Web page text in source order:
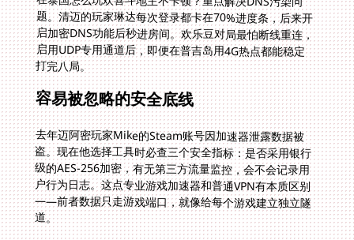
打完八局。
容易被忽略的安全底线
去年迈阿密玩家Mike的Steam账号因加速器泄露数据被
盗。现在他选择工具时必查三个安全指标：是否采用银行
级的AES-256加密，有无第三方流量监控，会不会记录用
户行为日志。这点专业游戏加速器和普通VPN有本质区别
——前者数据只走游戏端口，就像给每个游戏建立独立隧
道。